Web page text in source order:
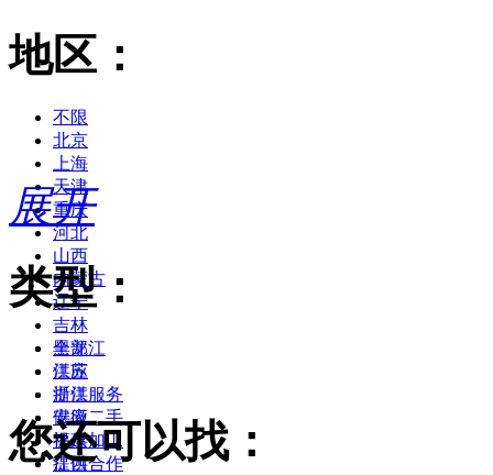
地区：
不限
北京
上海
天津
重庆
河北
山西
内蒙古
辽宁
吉林
黑龙江
江苏
浙江
安徽
福建
江西
展开
类型：
全部
供应
提供服务
供应二手
提供加工
提供合作
您还可以找：